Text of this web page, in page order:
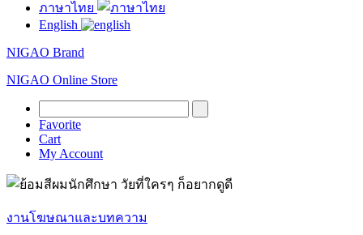
ภาษาไทย
English
NIGAO Brand
NIGAO Online Store
Favorite
Cart
My Account
งานโฆษณาและบทความ